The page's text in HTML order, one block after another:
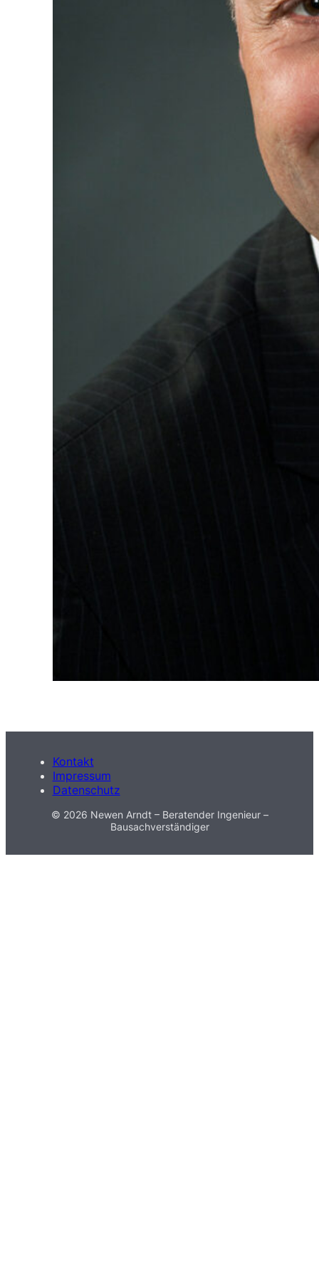
Kontakt
Impressum
Datenschutz
© 2026 Newen Arndt – Beratender Ingenieur –
Bausachverständiger